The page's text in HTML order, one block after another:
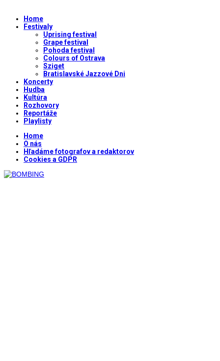
Home
Festivaly
Uprising festival
Grape festival
Pohoda festival
Colours of Ostrava
Sziget
Bratislavské Jazzové Dni
Koncerty
Hudba
Kultúra
Rozhovory
Reportáže
Playlisty
Home
O nás
Hľadáme fotografov a redaktorov
Cookies a GDPR